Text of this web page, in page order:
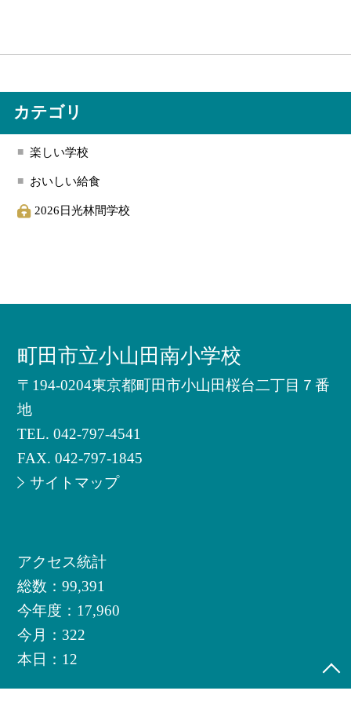
カテゴリ
楽しい学校
おいしい給食
2026日光林間学校
町田市立小山田南小学校
〒194-0204東京都町田市小山田桜台二丁目７番
地
TEL.042-797-4541
FAX. 042-797-1845
サイトマップ
アクセス統計
総数：99,391
今年度： 17,960
今月： 322
本日： 12